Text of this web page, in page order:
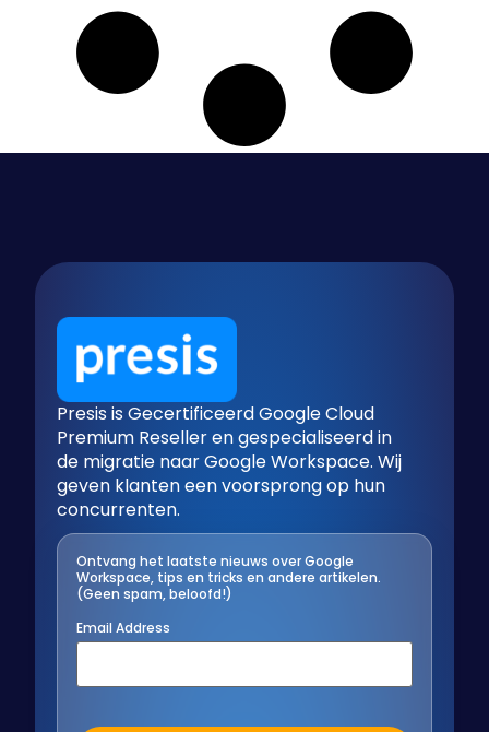
Presis is Gecertificeerd Google Cloud
Premium Reseller en gespecialiseerd in
de migratie naar Google Workspace. Wij
geven klanten een voorsprong op hun
concurrenten.
Ontvang het laatste nieuws over Google
Workspace, tips en tricks en andere artikelen.
(Geen spam, beloofd!)
Email Address